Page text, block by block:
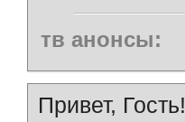
тв анонсы:
Привет, Гость!